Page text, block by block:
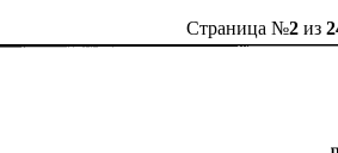
Страница №2из